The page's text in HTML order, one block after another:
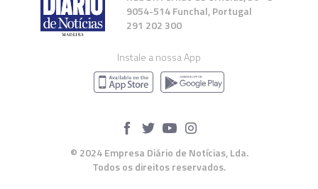
9054-514 Funchal, Portugal
291 202 300
Instale a nossa App
© 2024 Empresa Diário de Notícias, Lda.
Todos os direitos reservados.